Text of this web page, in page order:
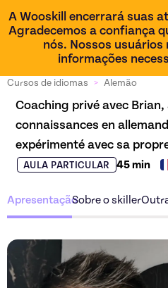
A Wooskill encerrará suas
Agradecemos a confiança
nós. Nossos usuários
informações
Cursos de idiomas > Alemão
Coaching privé avec Brian,
connaissances en
expérimenté avec sa
AULA PARTICULAR 45 min
ApresentaçãoSobre o skiller